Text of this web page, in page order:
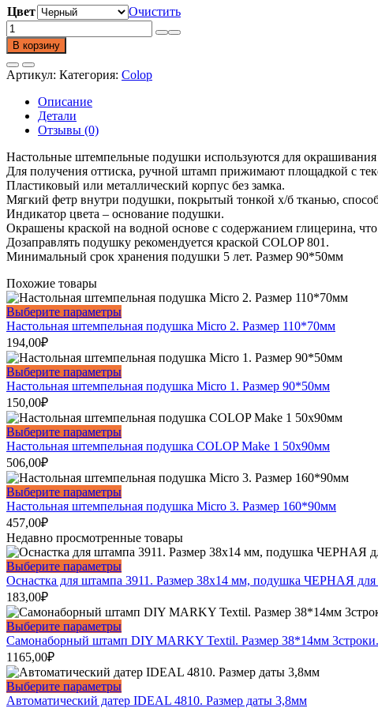
Цвет
Очистить
Количество
товара
Настольная
штемпельная
подушка
Micro
М1.
Размер
90*50мм
В корзину
Артикул: Категория: Colop
Описание
Детали
Отзывы (0)
Настольные штемпельные подушки используются для
Для получения оттиска, ручной штамп прижимают площадкой с
Пластиковый или металлический корпус без замка.
Мягкий фетр внутри подушки, покрытый тонкой х/б тканью,
Индикатор цвета – основание подушки.
Окрашены краской на водной основе с содержанием глицерина,
Дозаправлять подушку рекомендуется краской COLOP 801.
Минимальный срок хранения подушки 5 лет. Размер 90*50мм
Похожие товары
Выберите параметрыЭтот
товар
несколько
вариаций.
Опции
можно
на
странице
товара.
Настольная штемпельная подушка Micro 2. Размер 110*70мм
194,00₽
Выберите параметрыЭтот
товар
несколько
вариаций.
Опции
можно
на
странице
товара.
Настольная штемпельная подушка Micro 1. Размер 90*50мм
150,00₽
Выберите параметрыЭтот
товар
несколько
вариаций.
Опции
можно
на
странице
товара.
Настольная штемпельная подушка COLOP Make 1 50х90мм
506,00₽
Выберите параметрыЭтот
товар
несколько
вариаций.
Опции
можно
выбрать
странице
товара.
Настольная штемпельная подушка Micro 3. Размер 160*90мм
457,00₽
Недавно просмотренные товары
Выберите параметрыЭтот
товар
несколько
вариаций.
Опции
можно
выбрать
на
странице
Оснастка для штампа 3911. Размер 38х14 мм, подушка ЧЕРНАЯ для
183,00₽
Выберите параметрыЭтот
товар
несколько
вариаций.
Опции
Самонаборный штамп DIY MARKY Textil. Размер 38*14мм 3строки.
1165,00₽
Выберите параметрыЭтот
товар
Автоматический датер IDEAL 4810. Размер даты 3,8мм